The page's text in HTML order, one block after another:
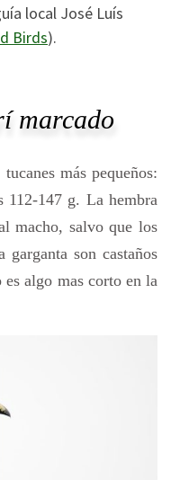
local José Luís
Birds).
marcado
más pequeños:
112-147 g. La hembra
macho, salvo que los
son castaños
algo mas corto en la